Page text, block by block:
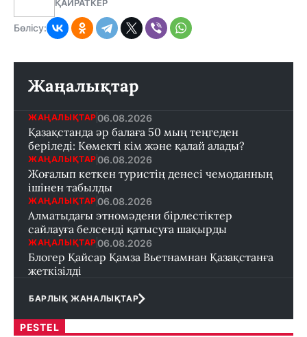
ҚАЙРАТКЕР
Бөлісу:
Жаңалықтар
ЖАҢАЛЫҚТАР 06.08.2026
Қазақстанда әр балаға 50 мың теңгеден
беріледі: Көмекті кім және қалай алады?
ЖАҢАЛЫҚТАР 06.08.2026
Жоғалып кеткен туристің денесі чемоданның
ішінен табылды
ЖАҢАЛЫҚТАР 06.08.2026
Алматыдағы этномәдени бірлестіктер
сайлауға белсенді қатысуға шақырды
ЖАҢАЛЫҚТАР 06.08.2026
Блогер Қайсар Қамза Вьетнамнан Қазақстанға
жеткізілді
БАРЛЫҚ ЖАНАЛЫҚТАР
PESTEL